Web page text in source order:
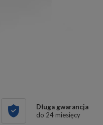
Długa gwarancja
do 24 miesięcy